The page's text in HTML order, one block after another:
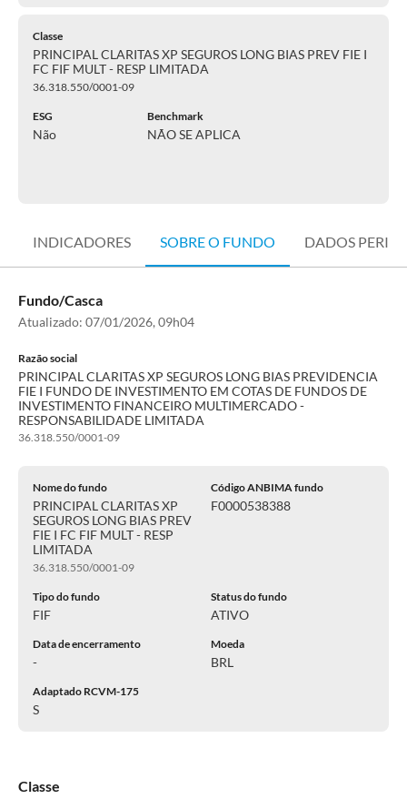
Classe
PRINCIPAL CLARITAS XP SEGUROS LONG BIAS PREV FIE I
FC FIF MULT - RESP LIMITADA
36.318.550/0001-09
ESG
Não
Benchmark
NÃO SE APLICA
INDICADORES SOBRE O FUNDO DADOS
Fundo/Casca
Atualizado: 07/01/2026, 09h04
Razão social
PRINCIPAL CLARITAS XP SEGUROS LONG BIAS PREVIDENCIA
FIE I FUNDO DE INVESTIMENTO EM COTAS DE FUNDOS DE
INVESTIMENTO FINANCEIRO MULTIMERCADO -
RESPONSABILIDADE LIMITADA
36.318.550/0001-09
Nome do fundo
PRINCIPAL CLARITAS XP
SEGUROS LONG BIAS PREV
FIE I FC FIF MULT - RESP
LIMITADA
36.318.550/0001-09
Código ANBIMA fundo
F0000538388
Tipo do fundo
FIF
Status do fundo
ATIVO
Data de encerramento
-
Moeda
BRL
Adaptado RCVM-175
S
Classe